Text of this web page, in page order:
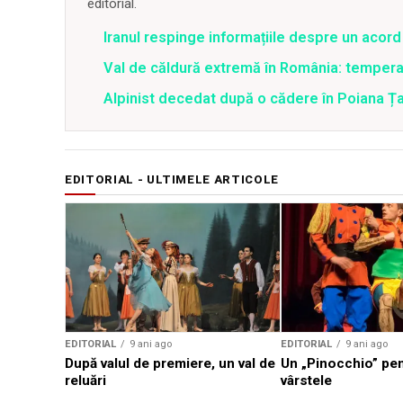
editorial.
Iranul respinge informațiile despre un
Val de căldură extremă în România:
Alpinist decedat după o cădere în Poiana
EDITORIAL - ULTIMELE ARTICOLE
EDITORIAL 9 ani ago
După valul de premiere, un val de
reluări
EDITORIAL 9 ani ago
Un „Pinocchio”
vârstele